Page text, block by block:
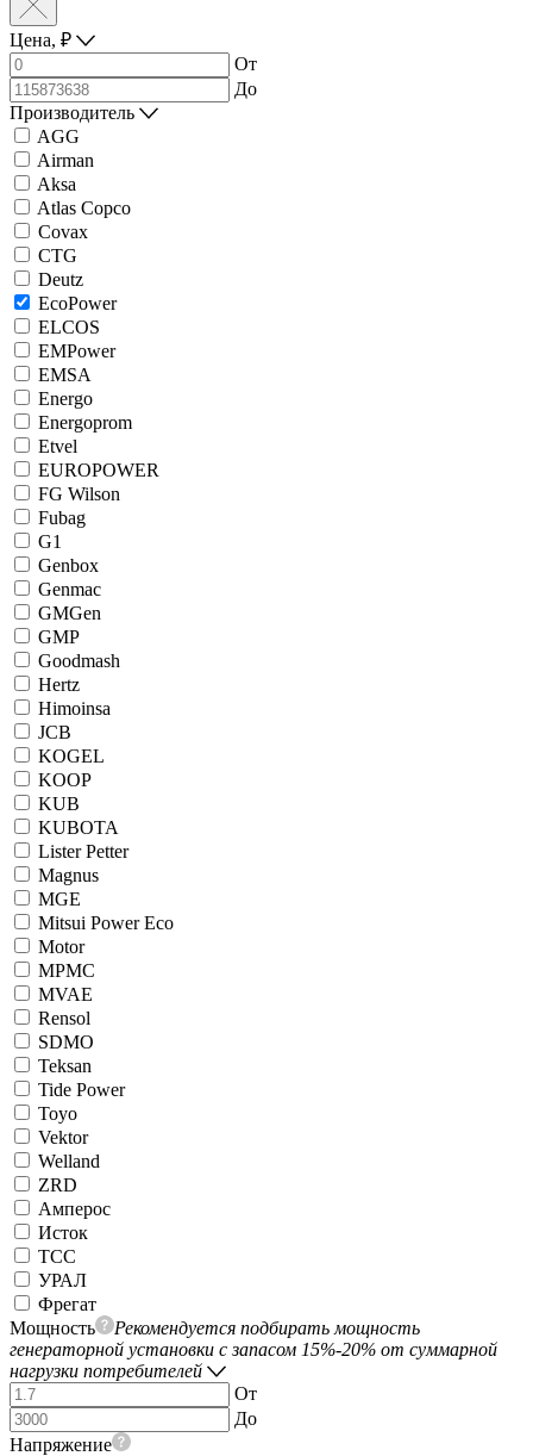
Цена, ₽
От
До
Производитель
AGG
Airman
Aksa
Atlas Copco
Covax
CTG
Deutz
EcoPower
ELCOS
EMPower
EMSA
Energo
Energoprom
Etvel
EUROPOWER
FG Wilson
Fubag
G1
Genbox
Genmac
GMGen
GMP
Goodmash
Hertz
Himoinsa
JCB
KOGEL
KOOP
KUB
KUBOTA
Lister Petter
Magnus
MGE
Mitsui Power Eco
Motor
MPMC
MVAE
Rensol
SDMO
Teksan
Tide Power
Toyo
Vektor
Welland
ZRD
Амперос
Исток
ТСС
УРАЛ
Фрегат
Мощность
Рекомендуется подбирать мощность
генераторной установки с запасом 15%-20% от суммарной
нагрузки потребителей
От
До
Напряжение